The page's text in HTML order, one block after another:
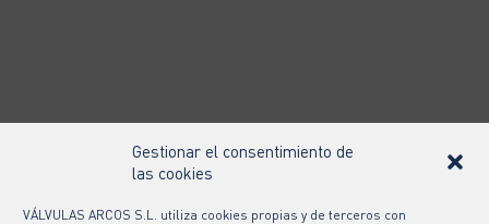
Gestionar el consentimiento de
las cookies
VÁLVULAS ARCOS S.L. utiliza cookies propias y de terceros con